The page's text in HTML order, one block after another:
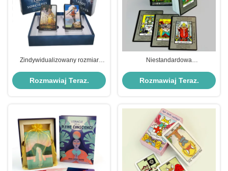
Zindywidualizowany rozmiar
tarot z przewodnikiem
Rozmawiaj Teraz.
Niestandardowa
ekologicznymi materiałami i
przenośną konstrukcją do
Rozmawiaj Teraz.